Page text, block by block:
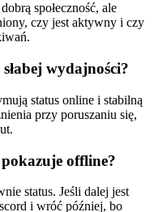
społeczność, ale
czy jest aktywny i czy
wydajności?
status online i stabilną
przy poruszaniu się,
offline?
status. Jeśli dalej jest
i wróć później, bo